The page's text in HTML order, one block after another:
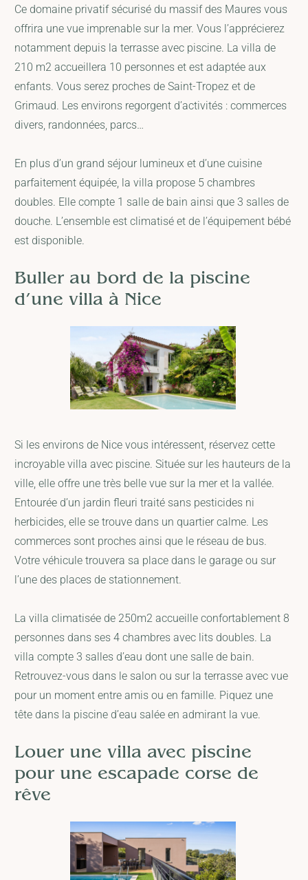
Ce domaine privatif sécurisé du massif des Maures vous
offrira une vue imprenable sur la mer. Vous l’apprécierez
notamment depuis la terrasse avec piscine. La villa de
210 m2 accueillera 10 personnes et est adaptée aux
enfants. Vous serez proches de Saint-Tropez et de
Grimaud. Les environs regorgent d’activités : commerces
divers, randonnées, parcs…
En plus d’un grand séjour lumineux et d’une cuisine
parfaitement équipée, la villa propose 5 chambres
doubles. Elle compte 1 salle de bain ainsi que 3 salles de
douche. L’ensemble est climatisé et de l’équipement bébé
est disponible.
Buller au bord de la piscine
d’une villa à Nice
Si les environs de Nice vous intéressent, réservez cette
incroyable villa avec piscine. Située sur les hauteurs de la
ville, elle offre une très belle vue sur la mer et la vallée.
Entourée d’un jardin fleuri traité sans pesticides ni
herbicides, elle se trouve dans un quartier calme. Les
commerces sont proches ainsi que le réseau de bus.
Votre véhicule trouvera sa place dans le garage ou sur
l’une des places de stationnement.
La villa climatisée de 250m2 accueille confortablement 8
personnes dans ses 4 chambres avec lits doubles. La
villa compte 3 salles d’eau dont une salle de bain.
Retrouvez-vous dans le salon ou sur la terrasse avec vue
pour un moment entre amis ou en famille. Piquez une
tête dans la piscine d’eau salée en admirant la vue.
Louer une villa avec piscine
pour une escapade corse de
rêve